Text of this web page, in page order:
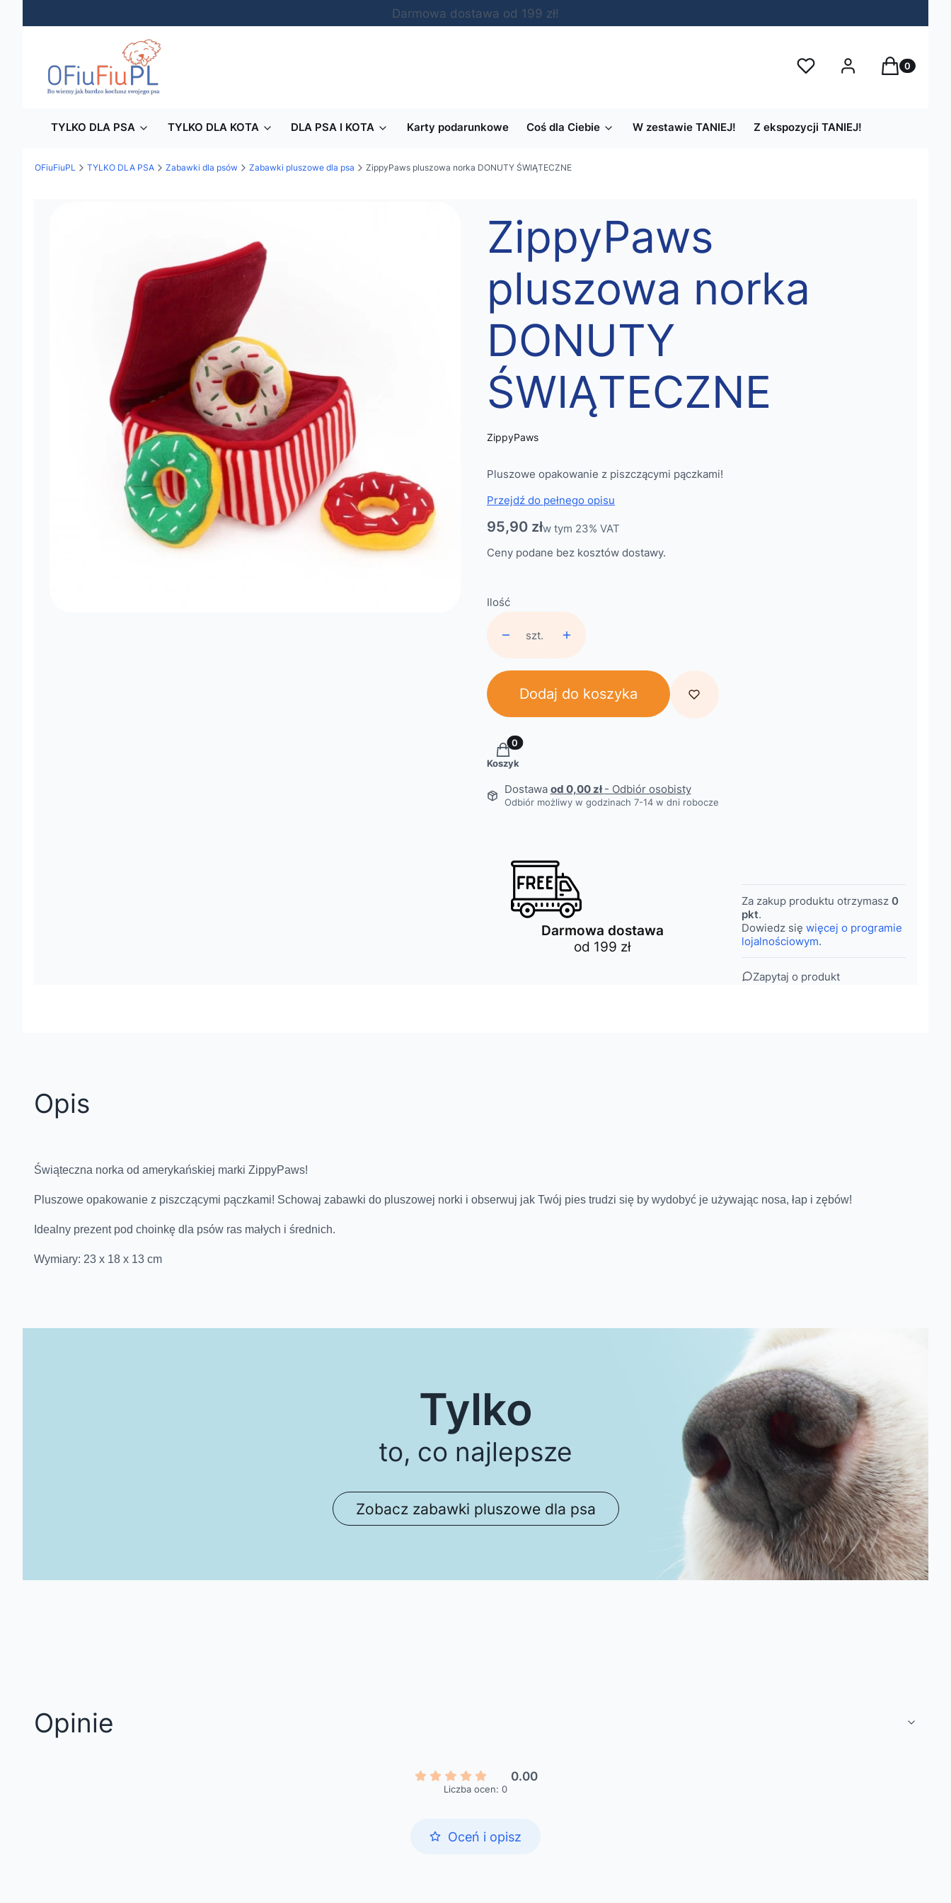
Darmowa dostawa od 199 zł!
Ulubione Zaloguj sięProdukty w
Koszyk
TYLKO DLA PSA TYLKO DLA KOTA DLA PSA I KOTA Karty podarunkowe Coś dla Ciebie W zestawie TANIEJ! Z ekspozycji TANIEJ!
OFiuFiuPL TYLKO DLA PSA Zabawki dla psów Zabawki pluszowe dla psa ZippyPaws pluszowa norka DONUTY ŚWIĄTECZNE
ZippyPaws
pluszowa norka
DONUTY
ŚWIĄTECZNE
ZippyPaws
Pluszowe opakowanie z piszczącymi pączkami!
Przejdź do pełnego opisu
Cena
95,90 złw tym 23% VAT
w tym 23% VAT
Ceny podane bez kosztów dostawy.
Ilość
szt.
Dodaj do koszyka
Produkty w koszyku: 0. Zobacz szczegóły
Koszyk
Dostawa od 0,00 zł- Odbiór osobisty
Odbiór możliwy w godzinach 7-14 w dni robocze
Darmowa dostawa
od 199 zł
Za zakup produktu otrzymasz 0
pkt.
Dowiedz się więcej o programie
lojalnościowym.
Zapytaj o produkt
Opis
Świąteczna norka od amerykańskiej marki ZippyPaws!
Pluszowe opakowanie z piszczącymi pączkami! Schowaj zabawki do pluszowej norki i obserwuj jak Twój pies trudzi się by wydobyć je używając nosa, łap i zębów!
Idealny prezent pod choinkę dla psów ras małych i średnich.
Wymiary: 23 x 18 x 13 cm
Tylko
to, co najlepsze
Zobacz zabawki pluszowe dla psa
Opinie
0.00
Liczba ocen: 0
Oceń i opisz